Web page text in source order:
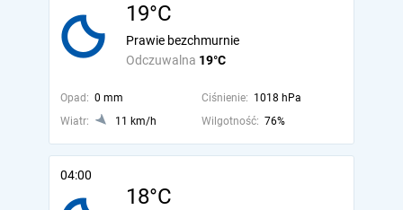
19°C
Odczuwalna 19°C
Prawie bezchmurnie
Opad: 0 mm Ciśnienie: 1018 hPa
Wiatr:
11 km/h Wilgotność: 76%
04:00
18°C